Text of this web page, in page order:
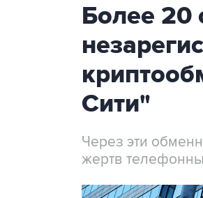
Более 20
Сити"
Через эти
жертв